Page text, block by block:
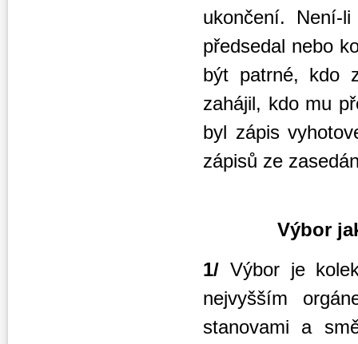
ukončení. Není-
předsedal nebo
být patrné, kdo
zahájil, kdo mu
byl zápis
zápisů ze
Výbor
1/ Výbor je
nejvyšším
stanovami a